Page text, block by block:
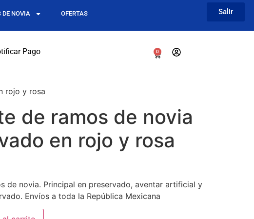
DE NOVIA OFERTAS Salir
Pago 0
rojo y rosa
de ramos de novia
en rojo y rosa
de novia. Principal en preservado, aventar artificial y
Envíos a toda la República Mexicana